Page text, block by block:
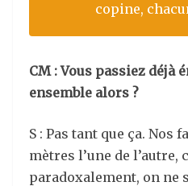
copine,
CM : Vous passiez déjà
ensemble alors ?
S : Pas tant que ça. Nos
mètres l’une de l’autre,
paradoxalement, on ne